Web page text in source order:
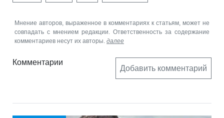
Мнение авторов, выраженное в комментариях к статьям, может не
совпадать с мнением редакции. Ответственность за содержание
комментариев несут их авторы. далее
Комментарии
Добавить комментарий